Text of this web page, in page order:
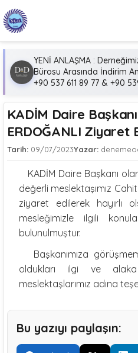
YENİ ANLAŞMA :
Bürosu Arasında İndirim
+90 537 611 89 77 & +90
KADİM Daire
ERDOĞANLI Ziyaret
Tarih: 09/07/2023Yazar:
KADİM Daire Başkanı
değerli meslektaşımız
ziyaret edilerek hayırlı
mesleğimizle ilgili
bulunulmuştur.
Başkanımıza
oldukları ilgi ve
meslektaşlarımız adına
Bu yazıyı paylaşın: